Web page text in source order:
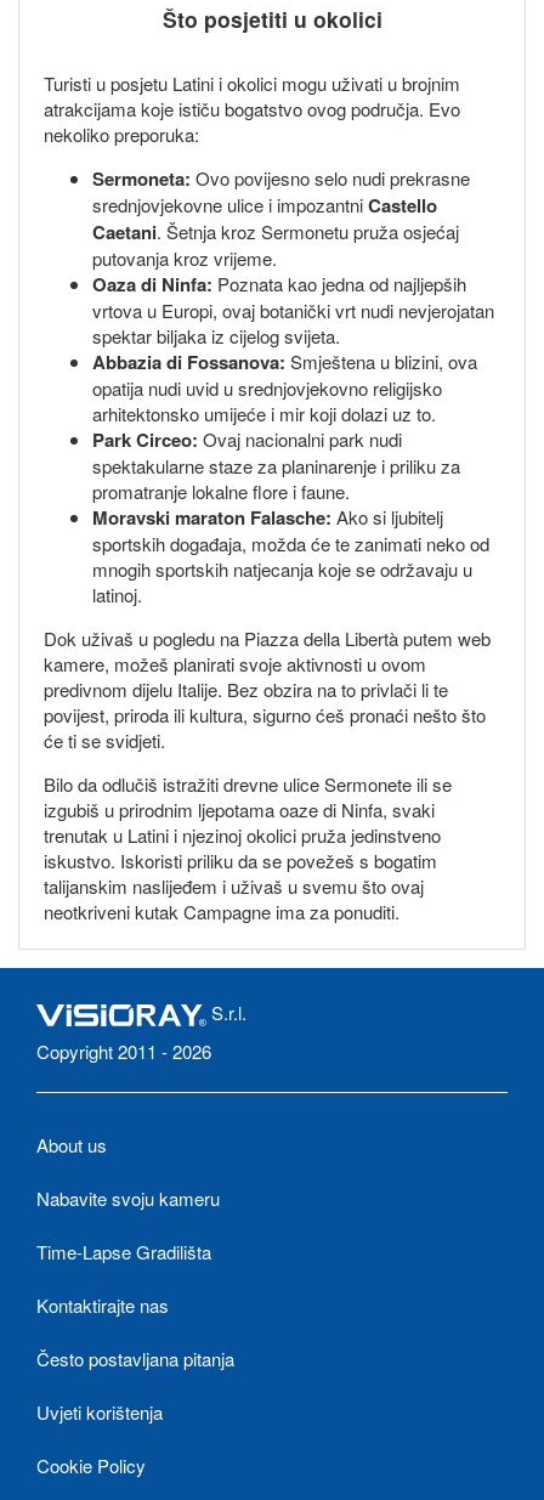
Što posjetiti u okolici
Turisti u posjetu Latini i okolici mogu uživati u brojnim
atrakcijama koje ističu bogatstvo ovog područja. Evo
nekoliko preporuka:
Sermoneta: Ovo povijesno selo nudi prekrasne
srednjovjekovne ulice i impozantniCastello
Caetani. Šetnja kroz Sermonetu pruža osjećaj
putovanja kroz vrijeme.
Oaza di Ninfa: Poznata kao jedna od najljepših
vrtova u Europi, ovaj botanički vrt nudi nevjerojatan
spektar biljaka iz cijelog svijeta.
Abbazia di Fossanova: Smještena u blizini, ova
opatija nudi uvid u srednjovjekovno religijsko
arhitektonsko umijeće i mir koji dolazi uz to.
Park Circeo: Ovaj nacionalni park nudi
spektakularne staze za planinarenje i priliku za
promatranje lokalne flore i faune.
Moravski maraton Falasche: Ako si ljubitelj
sportskih događaja, možda će te zanimati neko od
mnogih sportskih natjecanja koje se održavaju u
latinoj.
Dok uživaš u pogledu na Piazza della Libertà putem web
kamere, možeš planirati svoje aktivnosti u ovom
predivnom dijelu Italije. Bez obzira na to privlači li te
povijest, priroda ili kultura, sigurno ćeš pronaći nešto što
će ti se svidjeti.
Bilo da odlučiš istražiti drevne ulice Sermonete ili se
izgubiš u prirodnim ljepotama oaze di Ninfa, svaki
trenutak u Latini i njezinoj okolici pruža jedinstveno
iskustvo. Iskoristi priliku da se povežeš s bogatim
talijanskim naslijeđem i uživaš u svemu što ovaj
neotkriveni kutak Campagne ima za ponuditi.
S.r.l.
Copyright 2011 - 2026
About us
Nabavite svoju kameru
Time-Lapse Gradilišta
Kontaktirajte nas
Često postavljana pitanja
Uvjeti korištenja
Cookie Policy